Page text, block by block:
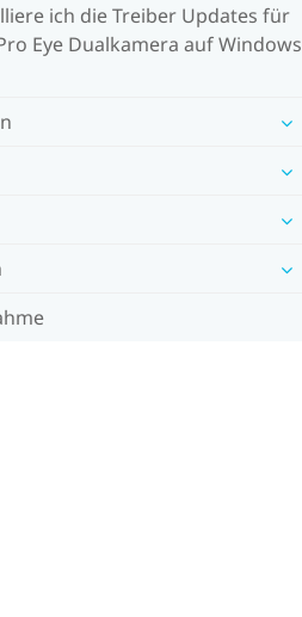
ich die Treiber Updates für
Eye Dualkamera auf Windows